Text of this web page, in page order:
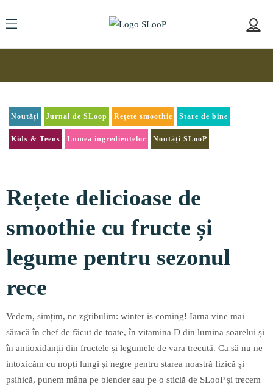
Noutăți Jurnal de SLoop Rețete smoothie Stare de bine
Kids & Teens Lumea ingredientelor Noutăți SLooP
Rețete delicioase de
smoothie cu fructe și
legume pentru sezonul
rece
Vedem, simțim, ne zgribulim: winter is coming! Iarna vine mai
săracă în chef de făcut de toate, în vitamina D din lumina soarelui și
în antioxidanții din fructele și legumele de vara trecută. Ca să nu ne
intoxicăm cu nopți lungi și negre pentru starea noastră fizică și
psihică, punem mâna pe blender sau pe o sticlă de SLooP și trecem